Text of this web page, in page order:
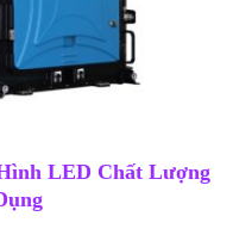
LED Chất Lượng